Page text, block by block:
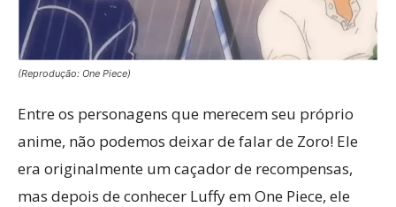
(Reprodução: One Piece)
Entre os personagens que merecem seu próprio
anime, não podemos deixar de falar de Zoro! Ele
era originalmente um caçador de recompensas,
mas depois de conhecer Luffy em One Piece, ele